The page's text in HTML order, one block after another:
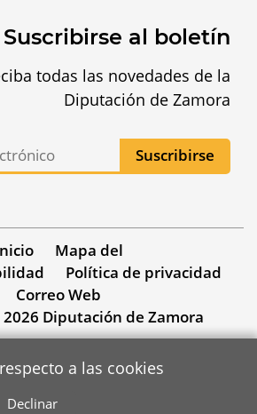
Suscribirse al boletín
todas las novedades de la
Diputación de Zamora
Mapa del
Política de privacidad
Correo Web
Diputación de Zamora
a las cookies
Declinar